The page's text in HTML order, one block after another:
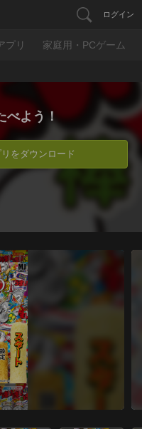
ログイン
プリ 家庭用・PCゲーム
べよう！
をダウンロード